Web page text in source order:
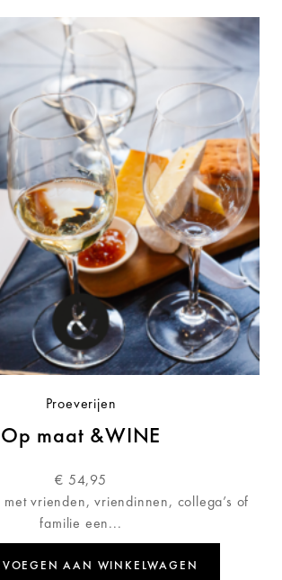
Proeverijen
Op maat &WINE
€ 54,95
vrienden, vriendinnen, collega’s of
familie een...
AAN WINKELWAGEN